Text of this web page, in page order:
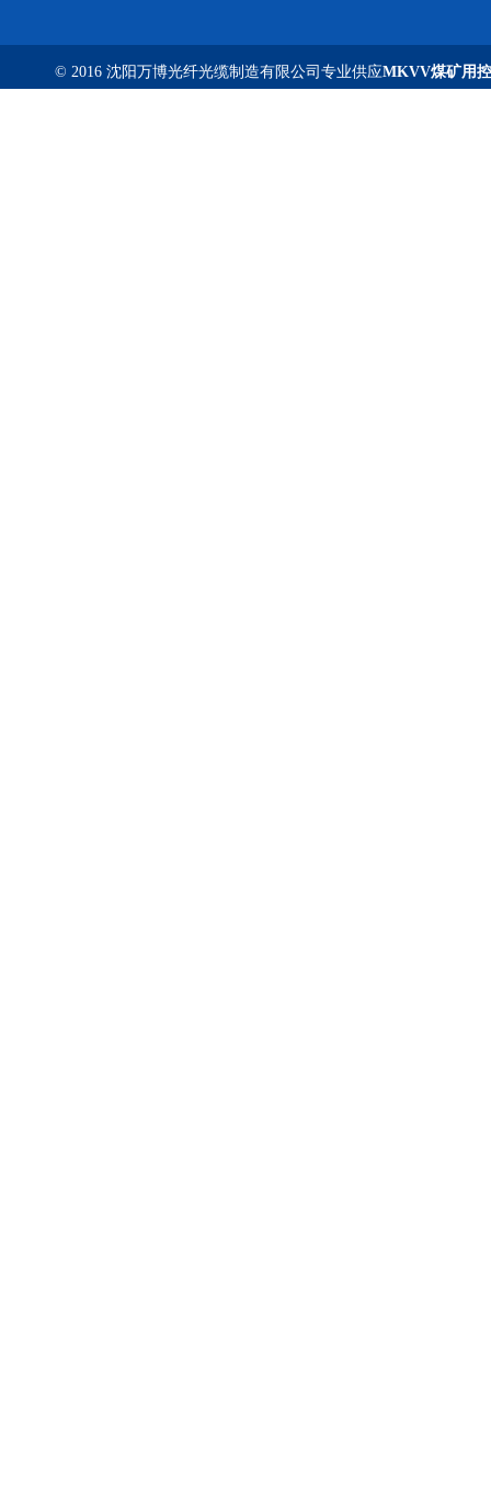
© 2016 沈阳万博光纤光缆制造有限公司专业供应MKVV煤矿用